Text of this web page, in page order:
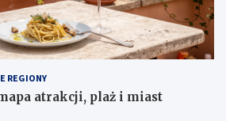
REGIONY
atrakcji, plaż i miast